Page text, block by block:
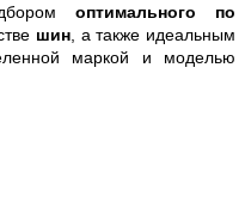
оптимального по
шин, а также идеальным
маркой и моделью